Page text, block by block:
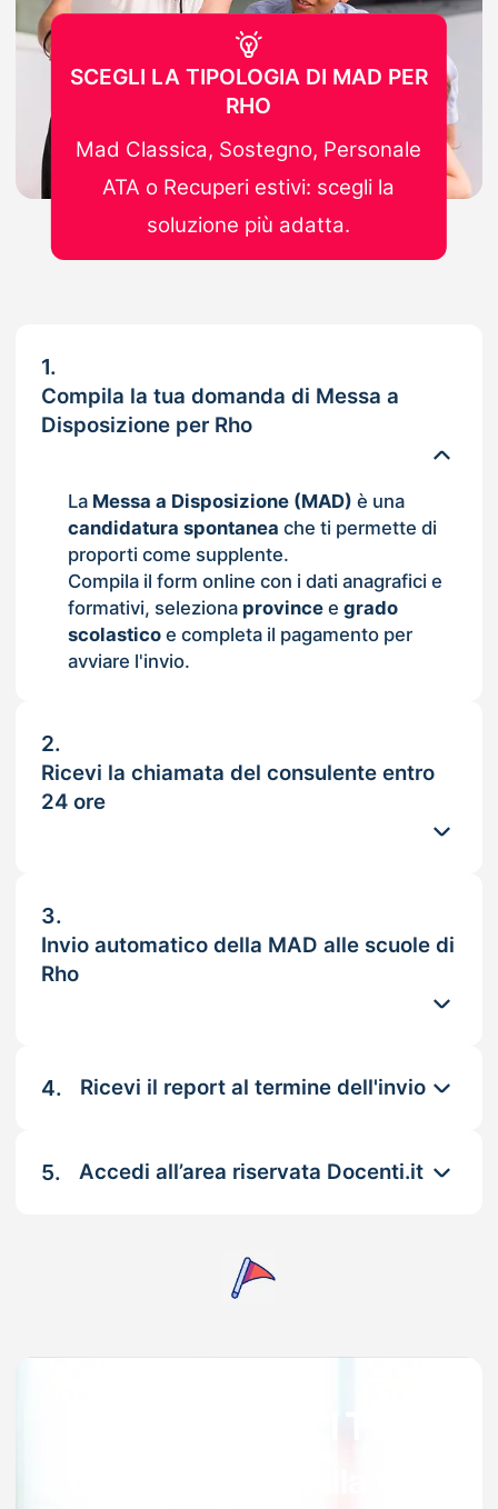
1.
Compila la tua domanda di Messa a
Disposizione per Rho
La Messa a Disposizione (MAD) è una
candidatura spontanea che ti permette di
proporti come supplente.
Compila il form online con i dati anagrafici e
formativi, seleziona provincee grado
scolasticoe completa il pagamento per
avviare l'invio.
2.
Ricevi la chiamata del consulente entro
24 ore
3.
Invio automatico della MAD alle scuole di
Rho
4. Ricevi il report al termine dell'invio
5. Accedi all’area riservata Docenti.it
SCEGLI LA TIPOLOGIA DI MAD PER
RHO
Mad Classica, Sostegno, Personale
ATA o Recuperi estivi: scegli la
soluzione più adatta.